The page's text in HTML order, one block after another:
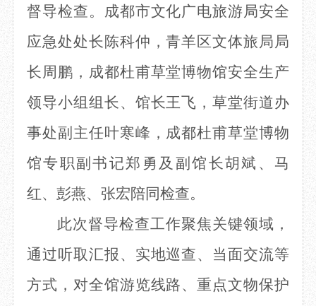
唐代遗址
草堂影壁
大雅堂
草堂书院
督导检查。成都市文化广电旅游局安全
应急处处长陈科仲，青羊区文体旅局局
长周鹏，成都杜甫草堂博物馆安全生产
领导小组组长、馆长王飞，草堂街道办
事处副主任叶寒峰，成都杜甫草堂博物
馆专职副书记郑勇及副馆长胡斌、马
红、彭燕、张宏陪同检查。
此次督导检查工作聚焦关键领域，
通过听取汇报、实地巡查、当面交流等
方式，对全馆游览线路、重点文物保护